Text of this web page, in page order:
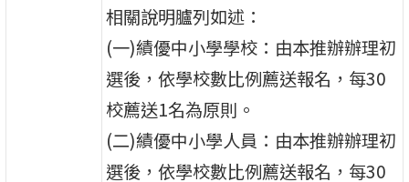
相關說明臚列如述：
(一)績優中小學學校：由本推辦辦理初
選後，依學校數比例薦送報名，每30
校薦送1名為原則。
(二)績優中小學人員：由本推辦辦理初
選後，依學校數比例薦送報名，每30